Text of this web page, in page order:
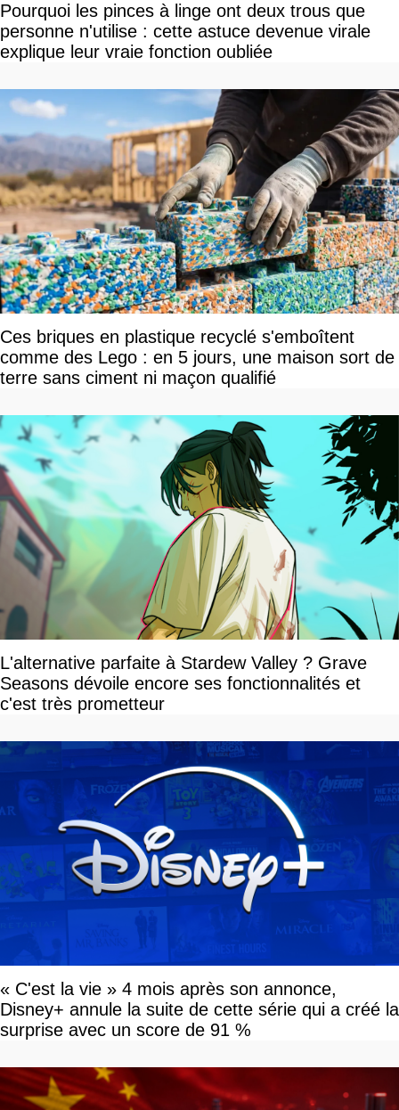
Pourquoi les pinces à linge ont deux trous que
personne n'utilise : cette astuce devenue virale
explique leur vraie fonction oubliée
Ces briques en plastique recyclé s'emboîtent
comme des Lego : en 5 jours, une maison sort de
terre sans ciment ni maçon qualifié
L'alternative parfaite à Stardew Valley ? Grave
Seasons dévoile encore ses fonctionnalités et
c'est très prometteur
« C'est la vie » 4 mois après son annonce,
Disney+ annule la suite de cette série qui a créé la
surprise avec un score de 91 %